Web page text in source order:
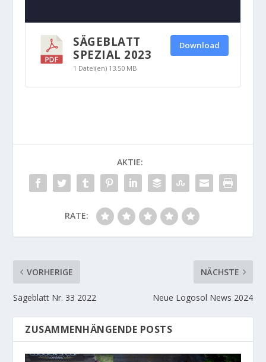
SÄGEBLATT
SPEZIAL 2023
1 Datei(en) 13.50 MB
Download
AKTIE:
RATE:
VORHERIGE
Sägeblatt Nr. 33 2022
NÄCHSTE
Neue Logosol News 2024
ZUSAMMENHÄNGENDE POSTS